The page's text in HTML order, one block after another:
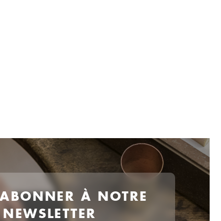
À NOTRE
NEWSLETTER